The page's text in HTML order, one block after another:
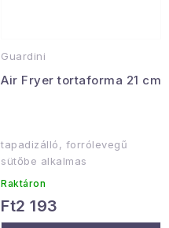
Guardini
Air Fryer tortaforma 21 cm
tapadizálló, forrólevegű
sütőbe alkalmas
Raktáron
Ft2 193